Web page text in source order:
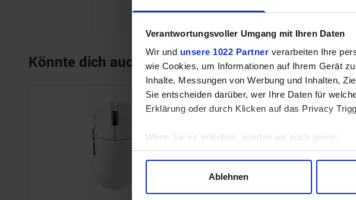
Verantwortungsvoller Umgang mit Ihren Daten
Wir und unsere 1022 Partner verarbeiten Ihre
wie Cookies, um Informationen auf Ihrem Gerät
Inhalte, Messungen von Werbung und Inhalten,
Sie entscheiden darüber, wer Ihre Daten für
Erklärung oder durch Klicken auf das Privacy
Wenn Sie es erlauben, würden wir auch gerne:
Informationen über Ihre geografische Lage
Erfahren Sie mehr darüber, wie Ihre
Ablehnen
Könnte dich auch interessieren